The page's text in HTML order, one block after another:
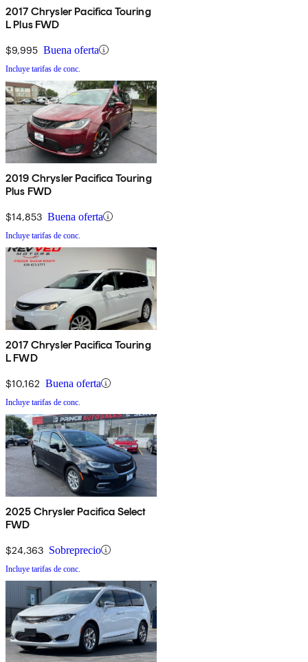
2017 Chrysler Pacifica Touring
L Plus FWD
$9,995 Buena oferta
Incluye tarifas de conc.
2019 Chrysler Pacifica Touring
Plus FWD
$14,853 Buena oferta
Incluye tarifas de conc.
2017 Chrysler Pacifica Touring
L FWD
$10,162 Buena oferta
Incluye tarifas de conc.
2025 Chrysler Pacifica Select
FWD
$24,363 Sobreprecio
Incluye tarifas de conc.